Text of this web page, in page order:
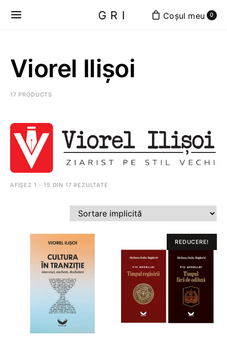
GRI 0
Viorel Ilișoi
17 PRODUCTS
AFIȘEZ 1 - 15 DIN 17 REZULTATE
REDUCERE!